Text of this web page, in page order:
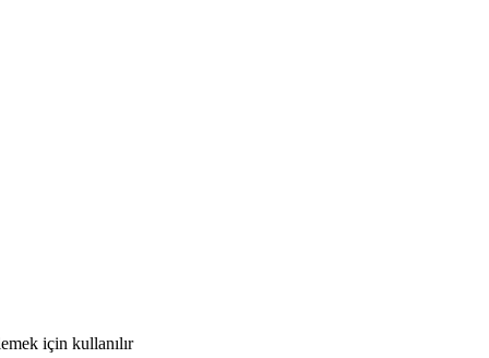
için kullanılır